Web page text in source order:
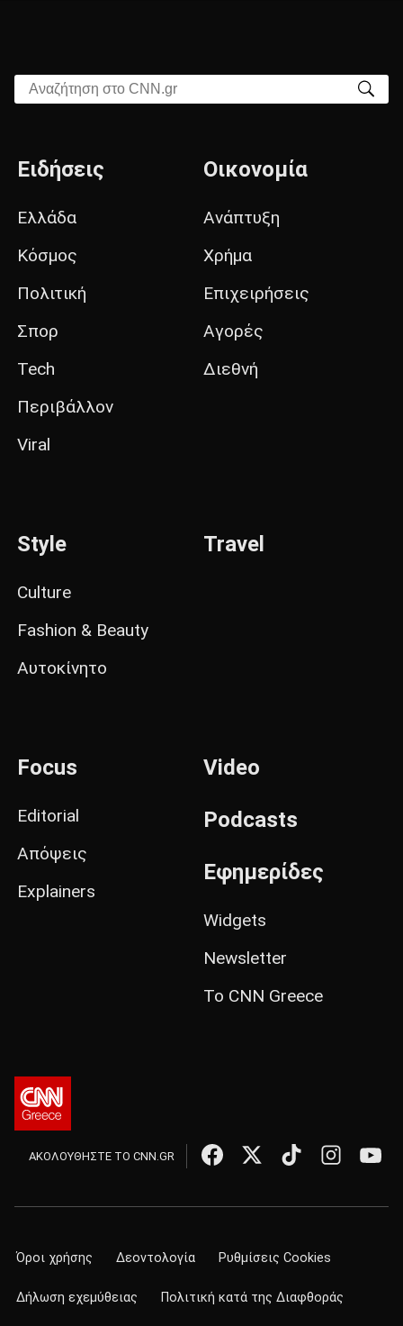
Αναζήτηση στο CNN.gr
Ειδήσεις
Ελλάδα
Κόσμος
Πολιτική
Σπορ
Tech
Περιβάλλον
Viral
Οικονομία
Ανάπτυξη
Χρήμα
Επιχειρήσεις
Αγορές
Διεθνή
Style
Culture
Fashion & Beauty
Αυτοκίνητο
Travel
Focus
Editorial
Απόψεις
Explainers
Video
Podcasts
Εφημερίδες
Widgets
Newsletter
Το CNN Greece
ΑΚΟΛΟΥΘΗΣΤΕ ΤΟ CNN.GR
Όροι χρήσης Δεοντολογία Ρυθμίσεις Cookies
Δήλωση εχεμύθειας Πολιτική κατά της Διαφθοράς